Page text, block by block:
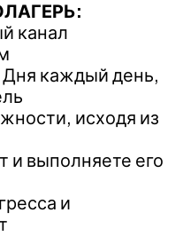
канал
каждый день,
исходя из
и выполняете его
и